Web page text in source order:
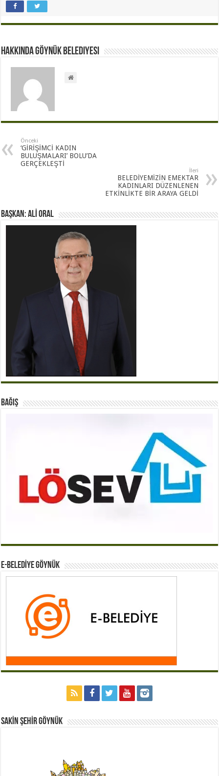
Hakkında Göynük Belediyesi
Önceki
‘GİRİŞİMCİ KADIN
BULUŞMALARI’ BOLU’DA
GERÇEKLEŞTİ
İleri
BELEDİYEMİZİN EMEKTAR
KADINLARI DÜZENLENEN
ETKİNLİKTE BİR ARAYA GELDİ
BAŞKAN: ALİ ORAL
BAĞIŞ
E-BELEDİYE GÖYNÜK
Sakİn Şehİr GÖYNÜK